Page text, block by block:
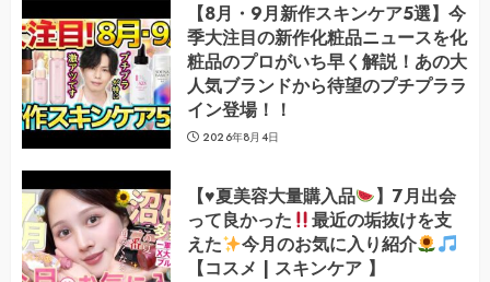
【8月・9月新作スキンケア5選】今
季大注目の新作化粧品ニュースを化
粧品のプロがいち早く解説！あの大
人気ブランドから待望のプチプララ
イン登場！！
2026年8月4日
【♥️夏美容大量購入品
】7月出会
って良かった
最近の垢抜けを支
えた
今月のお気に入り紹介
【コスメ | スキンケア 】